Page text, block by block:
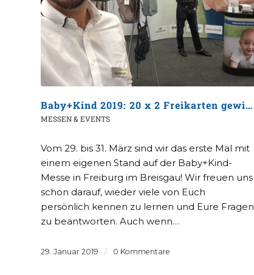
Baby+Kind 2019: 20 x 2 Freikarten gewinnen!
MESSEN & EVENTS
Vom 29. bis 31. März sind wir das erste Mal mit
einem eigenen Stand auf der Baby+Kind-
Messe in Freiburg im Breisgau! Wir freuen uns
schon darauf, wieder viele von Euch
persönlich kennen zu lernen und Eure Fragen
zu beantworten. Auch wenn…
29. Januar 2019 / 0 Kommentare